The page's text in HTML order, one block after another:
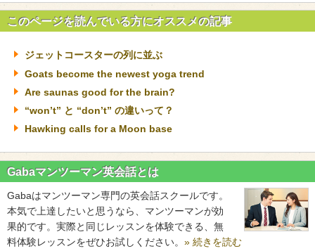
このページを読んでいる方にオススメの記事
ジェットコースターの列に並ぶ
Goats become the newest yoga trend
Are saunas good for the brain?
“won’t” と “don’t” の違いって？
Hawking calls for a Moon base
Gabaマンツーマン英会話とは
Gabaはマンツーマン専門の英会話スクールです。
本気で上達したいと思うなら、マンツーマンが効
果的です。実際と同じレッスンを体験できる、無
料体験レッスンをぜひお試しください。 » 続きを読む